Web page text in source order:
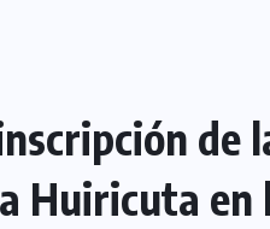
de
Huiricuta